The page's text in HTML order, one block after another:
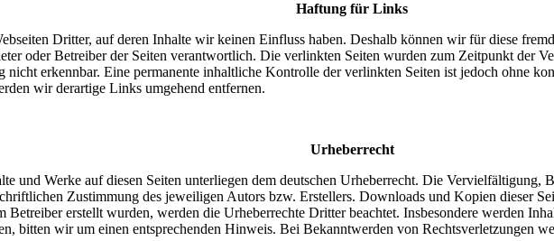
Haftung für Links
Dritter, auf deren Inhalte wir keinen Einfluss haben. Deshalb können wir für diese
oder Betreiber der Seiten verantwortlich. Die verlinkten Seiten wurden zum Zeitpunkt der
erkennbar. Eine permanente inhaltliche Kontrolle der verlinkten Seiten ist jedoch ohne
wir derartige Links umgehend entfernen.
Urheberrecht
und Werke auf diesen Seiten unterliegen dem deutschen Urheberrecht. Die
Zustimmung des jeweiligen Autors bzw. Erstellers. Downloads und Kopien dieser
Betreiber erstellt wurden, werden die Urheberrechte Dritter beachtet. Insbesondere werden
bitten wir um einen entsprechenden Hinweis. Bei Bekanntwerden von Rechtsverletzungen